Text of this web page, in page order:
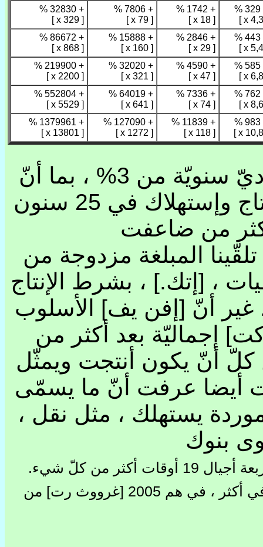
+ 1742 %
[ 18 x ]
+ 7806 %
[ 79 x ]
+ 32830 %
[ 329 x ]
+ 2846 %
[ 29 x ]
+ 15888 %
[ 160 x ]
+ 86672 %
[ 868 x ]
+ 4590 %
[ 47 x ]
+ 32020 %
[ 321 x ]
+ 219900 %
[ 2200 x ]
+ 7336 %
[ 74 x ]
+ 64019 %
[ 641 x ]
+ 552804 %
[ 5529 x ]
+ 11839 %
[ 118 x ]
+ 127090 %
[ 1272 x ]
+ 1379961 %
[ 13801 x ]
أراد إن الاقتصاد تلقّى نموّ اقتصاديّ سنويّة من 3% ، بما أنّ
ب رغب بإقتصاديات ، بعد ذلك إنتاج وإستهلاك في 25 سنون
من ضاعفت
نحن تلقّينا المبلغة مزدوجة من
، [إتك.] ، بشرط الإنتاج
أنّ [إفن يف] الأسلوب
إجماليّة بعد أكثر من
أنّ يكون أنتجت ويمثّل
أيضا عرفت أنّ ما يسمّى
يستهلك ، مثل نقل ،
بنوك
.
في النهاية ال [ثيس سنتثري] تلقّى الصين 2200 في أكثر ، في هم 2005 [غرووث رت] من